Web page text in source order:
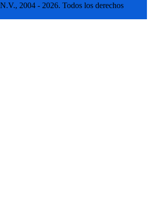
2004 - 2026. Todos los derechos